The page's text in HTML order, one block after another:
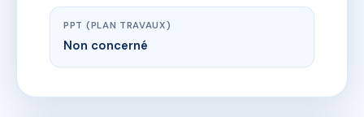
PPT (PLAN TRAVAUX)
Non concerné